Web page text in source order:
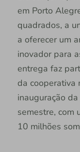
em Porto
quadrados, a
a oferecer um
inovador para
entrega faz
da cooperativa
inauguração
semestre, com
10 milhões